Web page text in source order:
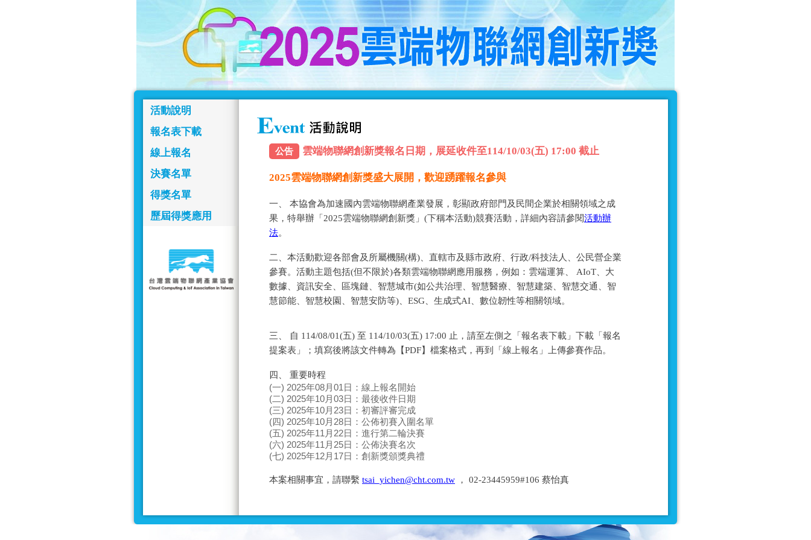
活動說明
報名表下載
線上報名
決賽名單
得獎名單
歷屆得獎應用
公告 雲端物聯網創新獎報名日期，展延收件至114/10/03(五) 17:00 截止
2025雲端物聯網創新獎盛大展開，歡迎踴躍報名參與
一、 本協會為加速國內雲端物聯網產業發展，彰顯政府部門及民間企業於相關領域之成
果，特舉辦「2025雲端物聯網創新獎」(下稱本活動)競賽活動，詳細內容請參閱活動辦
法。
二、本活動歡迎各部會及所屬機關(構)、直轄市及縣市政府、行政/科技法人、公民營企業
參賽。活動主題包括(但不限於)各類雲端物聯網應用服務，例如：雲端運算、 AIoT、大
數據、資訊安全、區塊鏈、智慧城市(如公共治理、智慧醫療、智慧建築、智慧交通、智
慧節能、智慧校園、智慧安防等)、ESG、生成式AI、數位韌性等相關領域。
三、 自 114/08/01(五) 至 114/10/03(五) 17:00 止，請至左側之「報名表下載」下載「報名
提案表」；填寫後將該文件轉為【PDF】檔案格式，再到「線上報名」上傳參賽作品。
四、 重要時程
(一) 2025年08月01日：線上報名開始
(二) 2025年10月03日：最後收件日期
(三) 2025年10月23日：初審評審完成
(四) 2025年10月28日：公佈初賽入圍名單
(五) 2025年11月22日：進行第二輪決賽
(六) 2025年11月25日：公佈決賽名次
(七) 2025年12月17日：創新獎頒獎典禮
本案相關事宜，請聯繫 tsai_yichen@cht.com.tw ， 02-23445959#106 蔡怡真